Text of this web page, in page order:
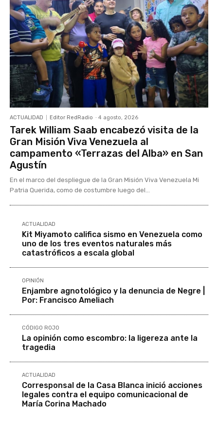
ACTUALIDAD Editor RedRadio - 4 agosto, 2026
Tarek William Saab encabezó visita de la
Gran Misión Viva Venezuela al
campamento «Terrazas del Alba» en San
Agustín
En el marco del despliegue de la Gran Misión Viva Venezuela Mi
Patria Querida, como de costumbre luego del...
ACTUALIDAD
Kit Miyamoto califica sismo en Venezuela como
uno de los tres eventos naturales más
catastróficos a escala global
OPINIÓN
Enjambre agnotológico y la denuncia de Negre |
Por: Francisco Ameliach
CÓDIGO ROJO
La opinión como escombro: la ligereza ante la
tragedia
ACTUALIDAD
Corresponsal de la Casa Blanca inició acciones
legales contra el equipo comunicacional de
María Corina Machado